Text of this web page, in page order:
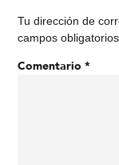
Tu dirección de
campos
Comentario *